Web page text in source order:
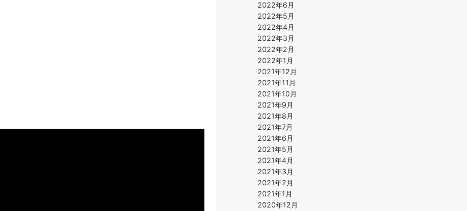
2022年6月
2022年5月
2022年4月
2022年3月
2022年2月
2022年1月
2021年12月
2021年11月
2021年10月
2021年9月
2021年8月
2021年7月
2021年6月
2021年5月
2021年4月
2021年3月
2021年2月
2021年1月
2020年12月